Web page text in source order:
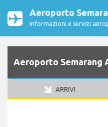
Aeroporto
Informazioni e servizi
Aeroporto Semarang
ARRIVI